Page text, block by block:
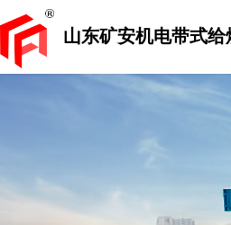
山东矿安机电带式给